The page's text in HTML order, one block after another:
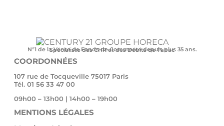
N°1 de la Vente de Fonds de Commerce depuis plus 35 ans.
Spécialiste des CHR et des Débits de Tabac
COORDONNÉES
107 rue de Tocqueville 75017 Paris
Tél. 01 56 33 47 00
09h00 – 13h00 | 14h00 – 19h00
MENTIONS LÉGALES